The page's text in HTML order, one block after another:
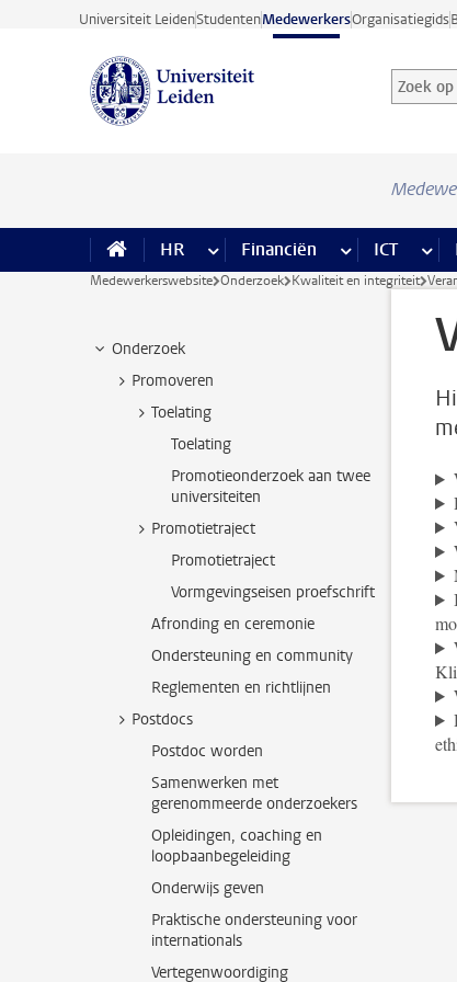
Ga direct naar de inhoud
Universiteit LeidenStudentenMedewerkersOrganisatiegids
Zoek op
Zoekterm
HR meer HR pagina’s
Financiën meer Financiën
ICT
Medewerkerswebsite Onderzoek Kwaliteit en integriteit
Onderzoek
Promoveren
Toelating
Toelating
Promotieonderzoek aan twee
universiteiten
Promotietraject
Promotietraject
Vormgevingseisen proefschrift
Afronding en ceremonie
Ondersteuning en community
Reglementen en richtlijnen
Postdocs
Postdoc worden
Samenwerken met
gerenommeerde onderzoekers
Opleidingen, coaching en
loopbaanbegeleiding
Onderwijs geven
Praktische ondersteuning voor
internationals
Vertegenwoordiging